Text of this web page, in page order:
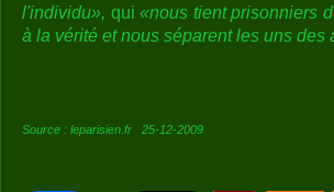
l'individu», qui«nous tient prisonniers
à la vérité et nous séparent les uns des
Source : leparisien.fr 25-12-2009